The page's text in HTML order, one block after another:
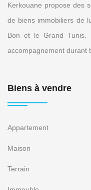
Kerkouane propose des
de biens immobiliers de
Bon et le Grand Tunis.
accompagnement durant
Biens à vendre
Appartement
Maison
Terrain